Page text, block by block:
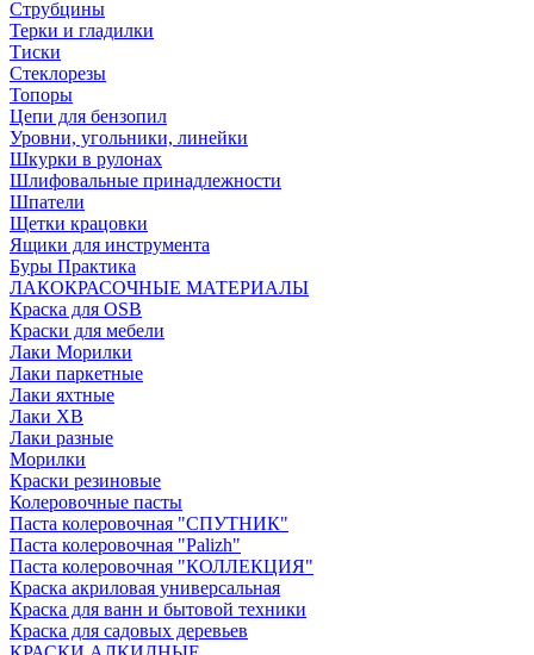
Струбцины
Терки и гладилки
Тиски
Стеклорезы
Топоры
Цепи для бензопил
Уровни, угольники, линейки
Шкурки в рулонах
Шлифовальные принадлежности
Шпатели
Щетки крацовки
Ящики для инструмента
Буры Практика
ЛАКОКРАСОЧНЫЕ МАТЕРИАЛЫ
Краска для OSB
Краски для мебели
Лаки Морилки
Лаки паркетные
Лаки яхтные
Лаки ХВ
Лаки разные
Морилки
Краски резиновые
Колеровочные пасты
Паста колеровочная "СПУТНИК"
Паста колеровочная "Palizh"
Паста колеровочная "КОЛЛЕКЦИЯ"
Краска акриловая универсальная
Краска для ванн и бытовой техники
Краска для садовых деревьев